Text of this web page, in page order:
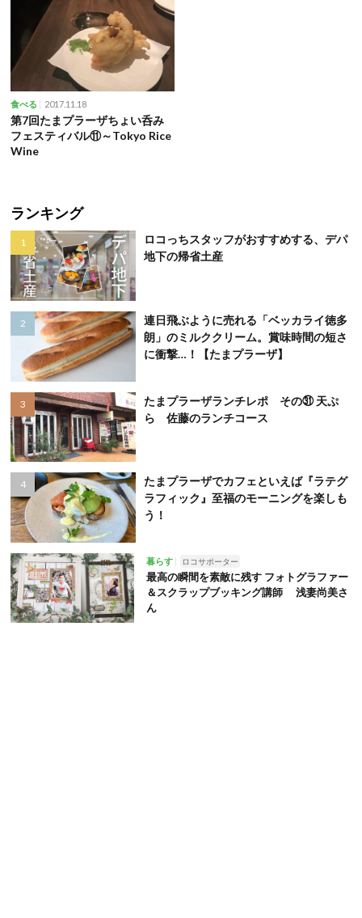
食べる 2017.11.18
第7回たまプラーザちょい呑み
フェスティバル⑪～Tokyo Rice
Wine
ランキング
ロコっちスタッフがおすすめする、デパ
地下の帰省土産
連日飛ぶように売れる「ベッカライ徳多
朗」のミルククリーム。賞味時間の短さ
に衝撃…！【たまプラーザ】
たまプラーザランチレポ その㉛ 天ぷ
ら 佐藤のランチコース
たまプラーザでカフェといえば『ラテグ
ラフィック』至福のモーニングを楽しも
う！
暮らす ロコサポーター
最高の瞬間を素敵に残す フォトグラファー
＆スクラップブッキング講師 浅妻尚美さ
ん